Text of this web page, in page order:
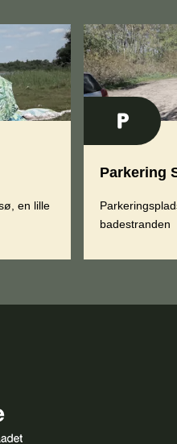
en lille
Parkering
badestranden